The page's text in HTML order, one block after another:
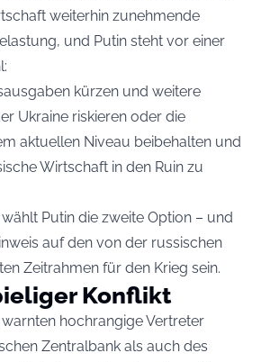
weiterhin zunehmende
und Putin steht vor einer
kürzen und weitere
Ukraine riskieren oder die
aktuellen Niveau beibehalten und
Wirtschaft in den Ruin zu
wählt Putin die zweite Option – und
auf den von der russischen
Zeitrahmen für den Krieg sein.
Konflikt
hochrangige Vertreter
Zentralbank als auch des